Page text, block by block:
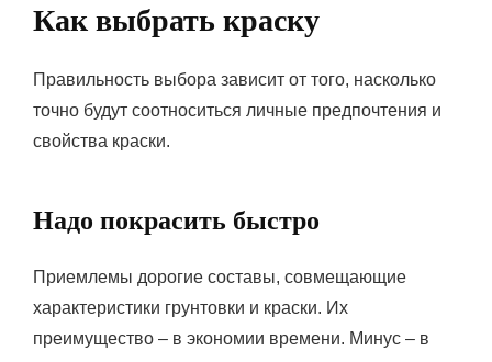
Как выбрать краску
Правильность выбора зависит от того, насколько
точно будут соотноситься личные предпочтения и
свойства краски.
Надо покрасить быстро
Приемлемы дорогие составы, совмещающие
характеристики грунтовки и краски. Их
преимущество – в экономии времени. Минус – в